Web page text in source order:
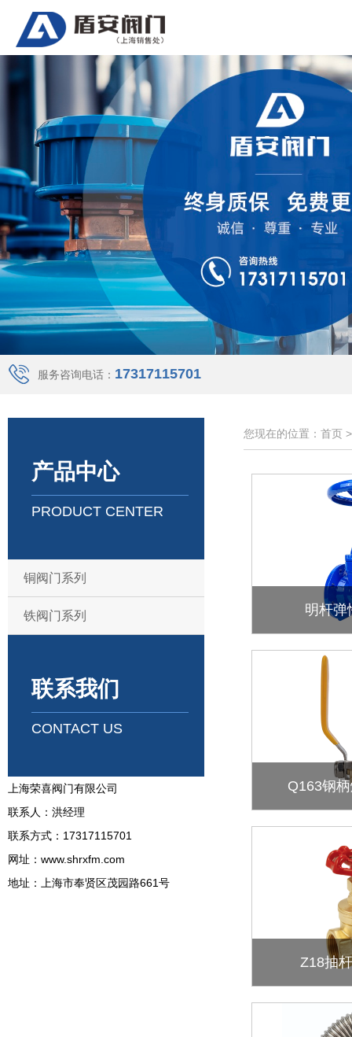
服务咨询电话： 17317115701
产品中心
PRODUCT CENTER
铜阀门系列
铁阀门系列
联系我们
CONTACT US
上海荣喜阀门有限公司
联系人：洪经理
联系方式：17317115701
网址：www.shrxfm.com
地址：上海市奉贤区茂园路661号
您现在的位置：首页
明杆弹
Q163钢
Z18抽